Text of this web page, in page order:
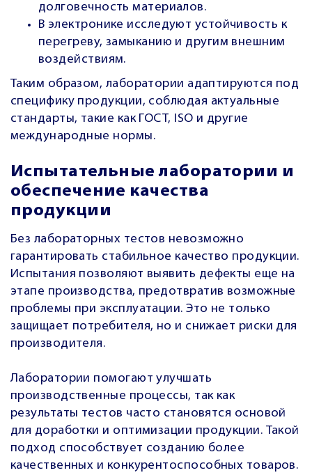
долговечность материалов.
В электронике исследуют устойчивость к
перегреву, замыканию и другим внешним
воздействиям.
Таким образом, лаборатории адаптируются под
специфику продукции, соблюдая актуальные
стандарты, такие как ГОСТ, ISO и другие
международные нормы.
Испытательные лаборатории и
обеспечение качества
продукции
Без лабораторных тестов невозможно
гарантировать стабильное качество продукции.
Испытания позволяют выявить дефекты еще на
этапе производства, предотвратив возможные
проблемы при эксплуатации. Это не только
защищает потребителя, но и снижает риски для
производителя.
Лаборатории помогают улучшать
производственные процессы, так как
результаты тестов часто становятся основой
для доработки и оптимизации продукции. Такой
подход способствует созданию более
качественных и конкурентоспособных товаров.